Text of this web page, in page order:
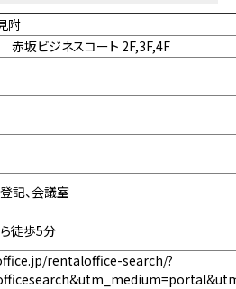
附
坂ビジネスコート 2F,3F,4F
記、会議室
徒歩5分
rentaloffice-search/?